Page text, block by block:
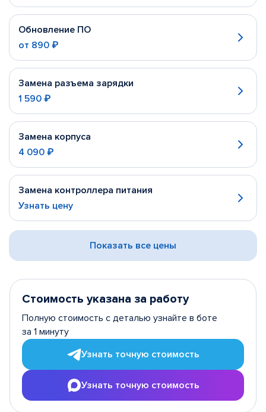
Обновление ПО
от 890 ₽
Замена разъема зарядки
1 590 ₽
Замена корпуса
4 090 ₽
Замена контроллера питания
Узнать цену
Показать все цены
Стоимость указана за работу
Полную стоимость с деталью узнайте в боте
за 1 минуту
Узнать точную стоимость
Узнать точную стоимость